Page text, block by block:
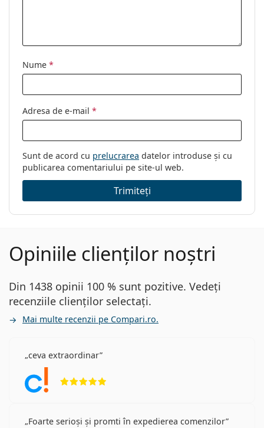
Nume *
Adresa de e-mail *
Sunt de acord cu prelucrarea datelor introduse și cu
publicarea comentariului pe site-ul web.
Trimiteți
Opiniile clienților noștri
Din 1438 opinii 100 % sunt pozitive. Vedeți
recenziile clienților selectați.
Mai multe recenzii pe Compari.ro.
ceva extraordinar
Foarte serioși și promti în expedierea comenzilor